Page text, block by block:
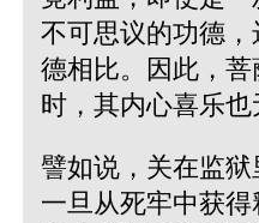
不可思议的功德
德相比。因此，
时，其内心喜乐也
譬如说，关在监狱
一旦从死牢中获得